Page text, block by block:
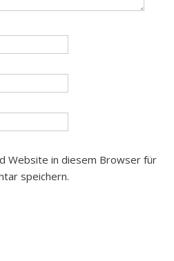
Website in diesem Browser für
speichern.